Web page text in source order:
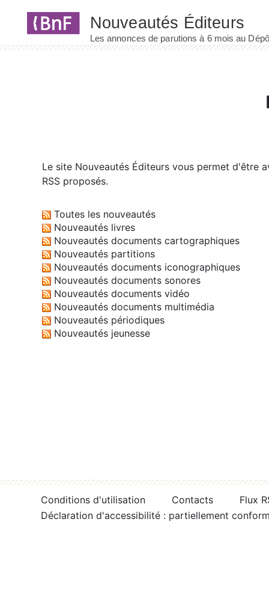
Le site Nouveautés Éditeurs vous permet d'être
RSS proposés.
Toutes les nouveautés
Nouveautés livres
Nouveautés documents cartographiques
Nouveautés partitions
Nouveautés documents iconographiques
Nouveautés documents sonores
Nouveautés documents vidéo
Nouveautés documents multimédia
Nouveautés périodiques
Nouveautés jeunesse
Conditions d'utilisation Contacts
Flux
Déclaration d'accessibilité : partiellement